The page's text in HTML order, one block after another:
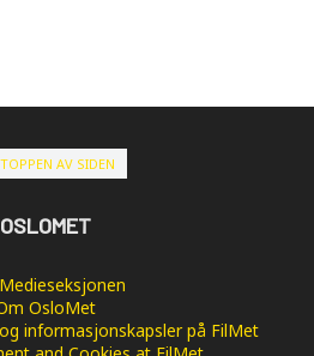
AV SIDEN
OSLOMET
OsloMet
informasjonskapsler på FilMet